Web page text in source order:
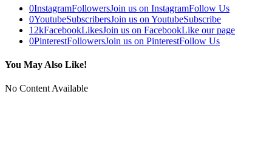
0InstagramFollowersJoin us on InstagramFollow Us
0YoutubeSubscribersJoin us on YoutubeSubscribe
12kFacebookLikesJoin us on FacebookLike our page
0PinterestFollowersJoin us on PinterestFollow Us
You May Also Like!
No Content Available